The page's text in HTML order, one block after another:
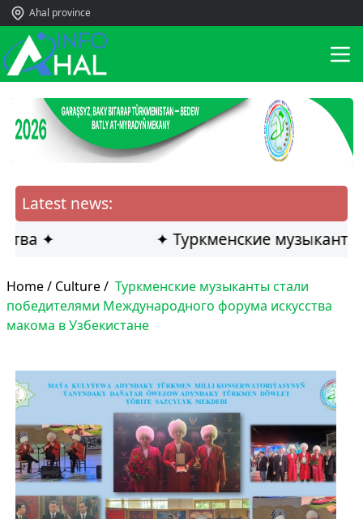
Ahal province
Latest news:
✦
✦ Туркменские музыканты
Home / Culture/ Туркменские музыканты стали
победителями Международного форума искусства
макома в Узбекистане